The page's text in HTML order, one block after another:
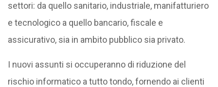
settori: da quello sanitario, industriale, manifatturiero
e tecnologico a quello bancario, fiscale e
assicurativo, sia in ambito pubblico sia privato.
I nuovi assunti si occuperanno di riduzione del
rischio informatico a tutto tondo, fornendo ai clienti